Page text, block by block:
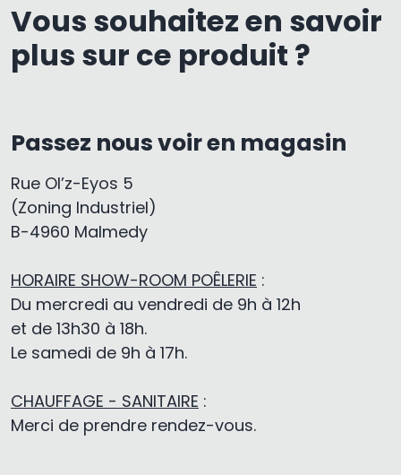
Vous souhaitez en savoir
plus sur ce produit ?
Passez nous voir en magasin
Rue Ol’z-Eyos 5
(Zoning Industriel)
B-4960 Malmedy
HORAIRE SHOW-ROOM POÊLERIE :
Du mercredi au vendredi de 9h à 12h
et de 13h30 à 18h.
Le samedi de 9h à 17h.
CHAUFFAGE - SANITAIRE :
Merci de prendre rendez-vous.